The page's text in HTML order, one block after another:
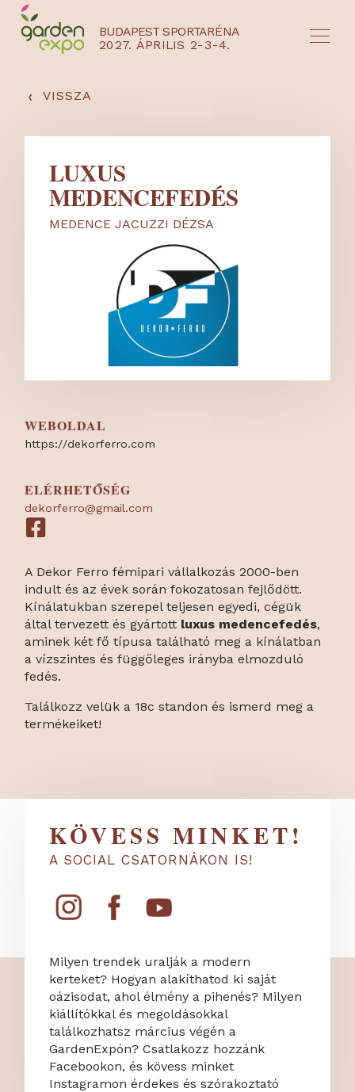
BUDAPEST SPORTARÉNA
2027. ÁPRILIS 2-3-4.
NYEREMÉNYJÁTÉK / REGISZTRÁCIÓ
‹ VISSZA
LUXUS
MEDENCEFEDÉS
MEDENCE JACUZZI DÉZSA
WEBOLDAL
https://dekorferro.com
ELÉRHETŐSÉG
dekorferro@gmail.com
A Dekor Ferro fémipari vállalkozás 2000-ben
indult és az évek során fokozatosan fejlődött.
Kínálatukban szerepel teljesen egyedi, cégük
által tervezett és gyártott luxus medencefedés,
aminek két fő típusa található meg a kínálatban
a vízszintes és függőleges irányba elmozduló
fedés.
Találkozz velük a 18c standon és ismerd meg a
termékeiket!
KÖVESS MINKET!
A SOCIAL CSATORNÁKON IS!
Milyen trendek uralják a modern
kerteket? Hogyan alakíthatod ki saját
oázisodat, ahol élmény a pihenés? Milyen
kiállítókkal és megoldásokkal
találkozhatsz március végén a
GardenExpón? Csatlakozz hozzánk
Facebookon, és kövess minket
Instagramon érdekes és szórakoztató